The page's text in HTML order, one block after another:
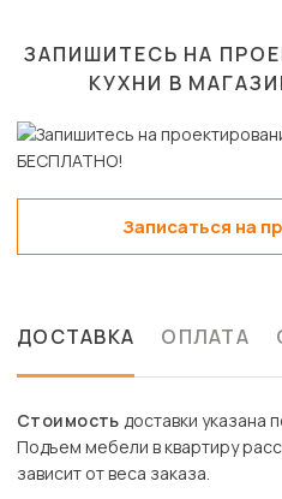
ЗАПИШИТЕСЬ НА
КУХНИ В
Записаться на
ДОСТАВКА ОПЛАТА
Стоимость доставки указана
Подъем мебели в квартиру
зависит от веса заказа.